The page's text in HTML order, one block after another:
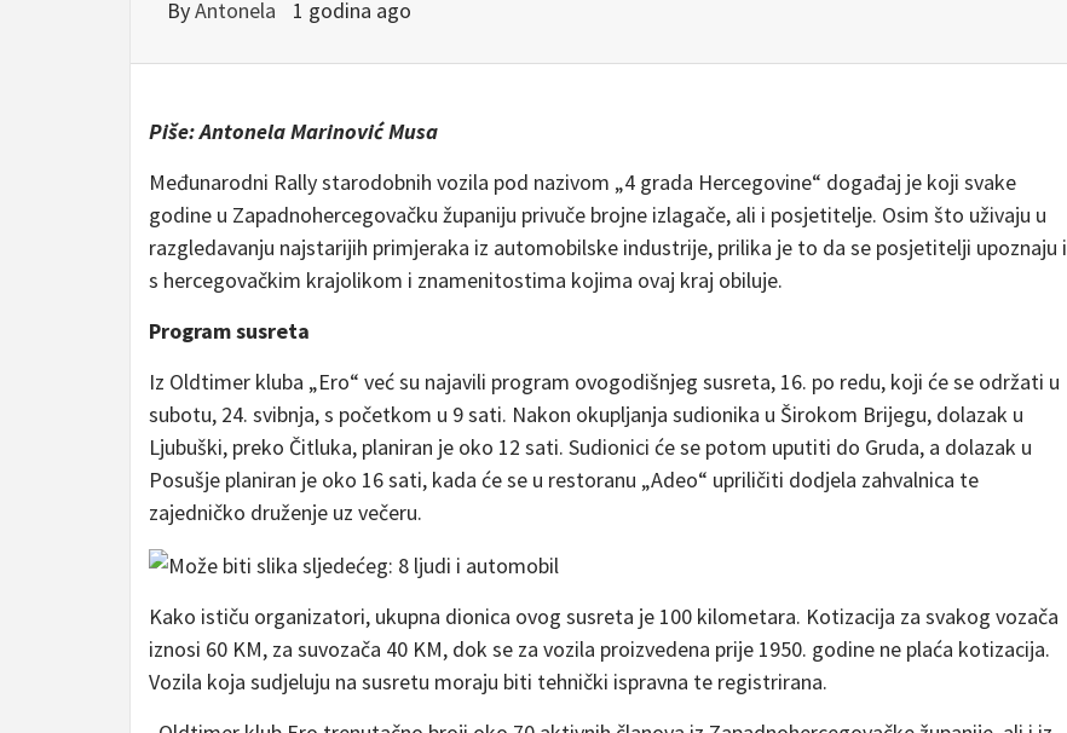
ByAntonela 1 godina ago
Piše: Antonela Marinović Musa
Međunarodni Rally starodobnih vozila pod nazivom „4 grada Hercegovine“ događaj je koji svake
godine u Zapadnohercegovačku županiju privuče brojne izlagače, ali i posjetitelje. Osim što uživaju u
razgledavanju najstarijih primjeraka iz automobilske industrije, prilika je to da se posjetitelji upoznaju i
s hercegovačkim krajolikom i znamenitostima kojima ovaj kraj obiluje.
Program susreta
Iz Oldtimer kluba „Ero“ već su najavili program ovogodišnjeg susreta, 16. po redu, koji će se održati u
subotu, 24. svibnja, s početkom u 9 sati. Nakon okupljanja sudionika u Širokom Brijegu, dolazak u
Ljubuški, preko Čitluka, planiran je oko 12 sati. Sudionici će se potom uputiti do Gruda, a dolazak u
Posušje planiran je oko 16 sati, kada će se u restoranu „Adeo“ upriličiti dodjela zahvalnica te
zajedničko druženje uz večeru.
Kako ističu organizatori, ukupna dionica ovog susreta je 100 kilometara. Kotizacija za svakog vozača
iznosi 60 KM, za suvozača 40 KM, dok se za vozila proizvedena prije 1950. godine ne plaća kotizacija.
Vozila koja sudjeluju na susretu moraju biti tehnički ispravna te registrirana.